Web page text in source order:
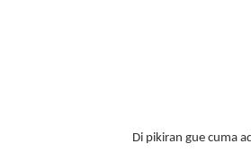
Di pikiran gue cuma